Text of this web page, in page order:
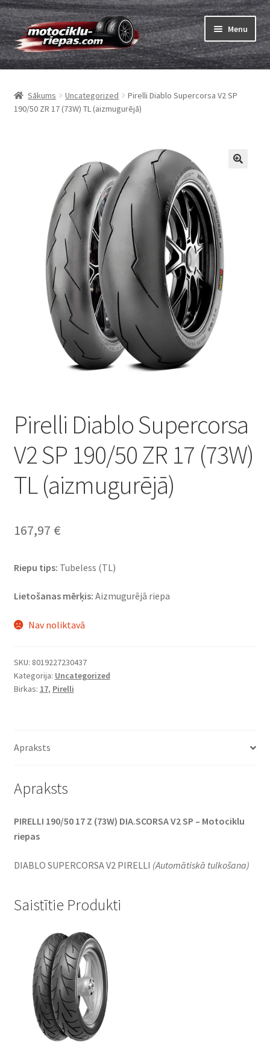
Skip
to
navigation
Skip
to
content
Menu
Riepas
Expand
menu
Kameras
Expand
Expand
Kontakti
Sākums Uncategorized
Pirelli Diablo Supercorsa V2 SP
190/50 ZR 17 (73W) TL (aizmugurējā)
Pirelli Diablo Supercorsa
V2 SP 190/50 ZR 17 (73W)
TL (aizmugurējā)
167,97 €
Riepu tips: Tubeless (TL)
Lietošanas mērķis: Aizmugurējā riepa
Nav noliktavā
SKU: 8019227230437
Kategorija: Uncategorized
Birkas: 17, Pirelli
Apraksts
Apraksts
PIRELLI 190/50 17 Z (73W) DIA.SCORSA V2 SP – Motociklu
riepas
DIABLO SUPERCORSA V2 PIRELLI (Automātiskā tulkošana)
Saistītie Produkti